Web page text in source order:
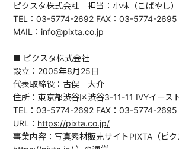
ピクスタ株式会社 担当：小林（こばやし）
TEL：03-5774-2692 FAX：03-5774-2695
MAIL：info@pixta.co.jp
■ ピクスタ株式会社
設立：2005年8月25日
代表取締役：古俣 大介
住所：東京都渋谷区渋谷3-11-11 IVYイース
TEL：03-5774-2692 FAX：03-5774-2695
URL： https://pixta.co.jp/
事業内容：写真素材販売サイトPIXTA（ピ